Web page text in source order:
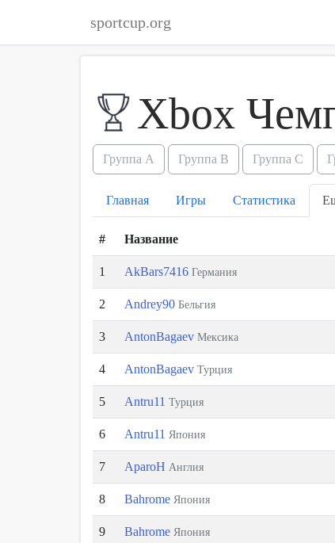
sportcup.org
Xbox
Группа А Группа B Группа C
Главная Игры Статистика
# Название
1 AkBars7416 Германия
2 Andrey90 Бельгия
3 AntonBagaev Мексика
4 AntonBagaev Турция
5 Antru11 Турция
6 Antru11 Япония
7 AparoH Англия
8 Bahrome Япония
9 Bahrome Япония